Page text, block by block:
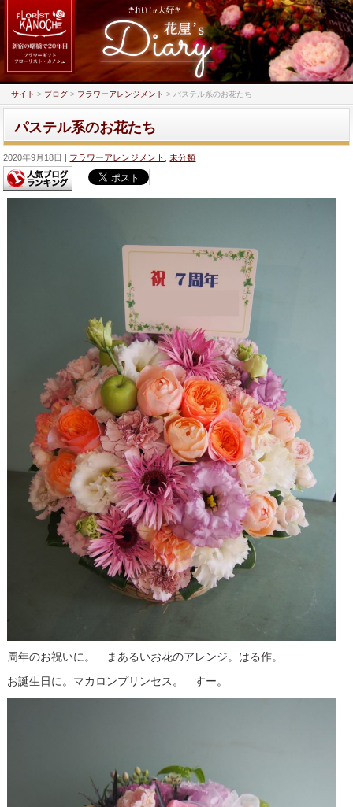
サイト > ブログ > フラワーアレンジメント >パステル系のお花たち
パステル系のお花たち
2020年9月18日 フラワーアレンジメント ,未分類
周年のお祝いに。 まあるいお花のアレンジ。はる作。
お誕生日に。マカロンプリンセス。 すー。